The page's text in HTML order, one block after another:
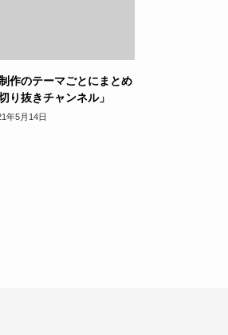
作のテーマごとにまとめ
り抜きチャンネル」
年5月14日